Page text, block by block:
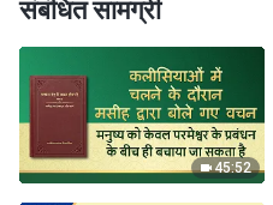
संबंधित सामग्री
45:52